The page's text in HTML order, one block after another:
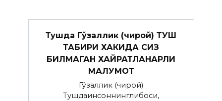
Тушда Гўзаллик (чирой) ТУШ
ТАБИРИ ХАКИДА СИЗ
БИЛМАГАН ХАЙРАТЛАНАРЛИ
МАЛУМОТ
Гўзаллик (чирой)
Тушдаинсоннинглибоси,